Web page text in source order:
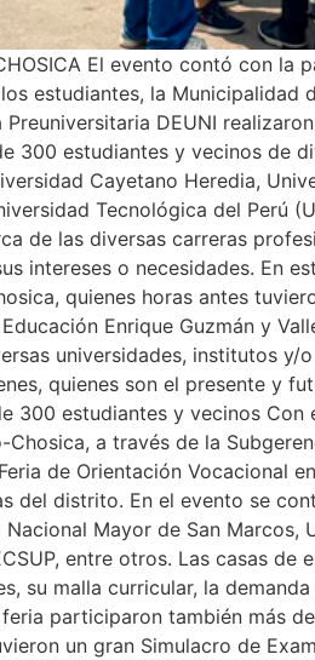
CHOSICA El evento contó
estudiantes, la
DEUNI
300 estudiantes y vecinos
Cayetano Heredia,
Tecnológica del Perú
de las diversas carreras
intereses o necesidades. En
quienes horas antes
Enrique Guzmán y
universidades, institutos
quienes son el presente y
300 estudiantes y vecinos
a través de la
de Orientación Vocacional
del distrito. En el evento se
Mayor de San
entre otros. Las casas
su malla curricular, la
participaron también más
un gran Simulacro de